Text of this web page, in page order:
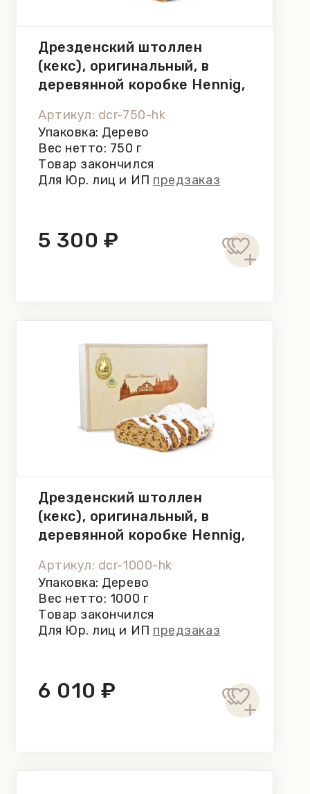
Дрезденский штоллен
(кекс), оригинальный, в
деревянной коробке Hennig,
Артикул: dcr-750-hk
Упаковка: Дерево
Вес нетто: 750 г
Товар закончился
Для Юр. лиц и ИП предзаказ
5 300 ₽
Дрезденский штоллен
(кекс), оригинальный, в
деревянной коробке Hennig,
Артикул: dcr-1000-hk
Упаковка: Дерево
Вес нетто: 1000 г
Товар закончился
Для Юр. лиц и ИП предзаказ
6 010 ₽